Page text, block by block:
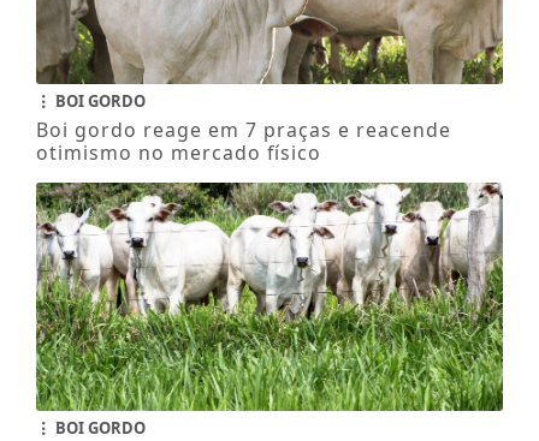
BOI GORDO
Boi gordo reage em 7 praças e reacende
otimismo no mercado físico
BOI GORDO